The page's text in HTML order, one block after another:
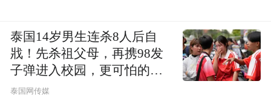
泰国14岁男生连杀8人后自
戕！先杀祖父母，再携98发
子弹进入校园，更可怕的细
节公布了
泰国网传媒